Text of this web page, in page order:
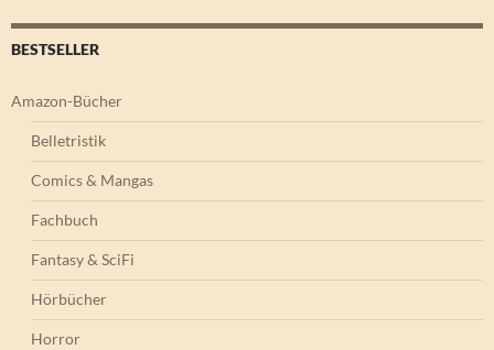
BESTSELLER
Amazon-Bücher
Belletristik
Comics & Mangas
Fachbuch
Fantasy & SciFi
Hörbücher
Horror